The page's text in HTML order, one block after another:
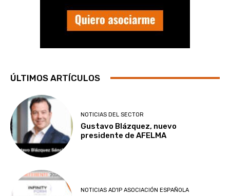
ÚLTIMOS ARTÍCULOS
NOTICIAS DEL SECTOR
Gustavo Blázquez, nuevo
presidente de AFELMA
NOTICIAS AD'IP ASOCIACIÓN ESPAÑOLA